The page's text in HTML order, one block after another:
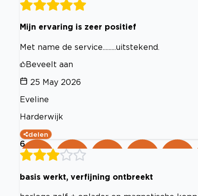
Mijn ervaring is zeer positief
Met name de service.........uitstekend.
Beveelt aan
25 May 2026
Eveline
Harderwijk
delen
6
basis werkt, verfijning ontbreekt